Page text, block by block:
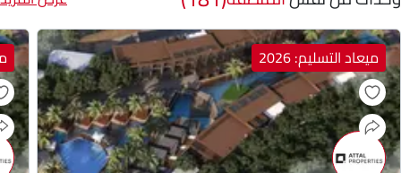
ميعاد التسليم: 2026